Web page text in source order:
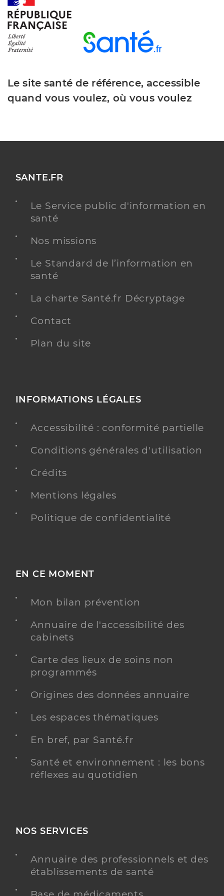
Le site santé de référence, accessible
quand vous voulez, où vous voulez
SANTE.FR
Le Service public d'information en
santé
Nos missions
Le Standard de l’information en
santé
La charte Santé.fr Décryptage
Contact
Plan du site
INFORMATIONS LÉGALES
Accessibilité : conformité partielle
Conditions générales d'utilisation
Crédits
Mentions légales
Politique de confidentialité
EN CE MOMENT
Mon bilan prévention
Annuaire de l'accessibilité des
cabinets
Carte des lieux de soins non
programmés
Origines des données annuaire
Les espaces thématiques
En bref, par Santé.fr
Santé et environnement : les bons
réflexes au quotidien
NOS SERVICES
Annuaire des professionnels et des
établissements de santé